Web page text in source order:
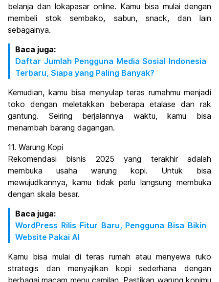
belanja dan lokapasar online. Kamu bisa mulai dengan
membeli stok sembako, sabun, snack, dan lain
sebagainya.
Baca juga:
Daftar Jumlah Pengguna Media Sosial Indonesia
Terbaru, Siapa yang Paling Banyak?
Kemudian, kamu bisa menyulap teras rumahmu menjadi
toko dengan meletakkan beberapa etalase dan rak
gantung. Seiring berjalannya waktu, kamu bisa
menambah barang dagangan.
11. Warung Kopi
Rekomendasi bisnis 2025 yang terakhir adalah
membuka usaha warung kopi. Untuk bisa
mewujudkannya, kamu tidak perlu langsung membuka
dengan skala besar.
Baca juga:
WordPress Rilis Fitur Baru, Pengguna Bisa Bikin
Website Pakai AI
Kamu bisa mulai di teras rumah atau menyewa ruko
strategis dan menyajikan kopi sederhana dengan
berbagai macam menu camilan. Pastikan warung kopimu